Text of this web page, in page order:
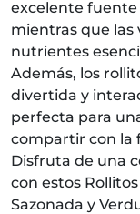
excelente fuente
mientras que las
nutrientes
Además, los
divertida y
perfecta para
compartir con la
Disfruta de una
con estos
Sazonada y